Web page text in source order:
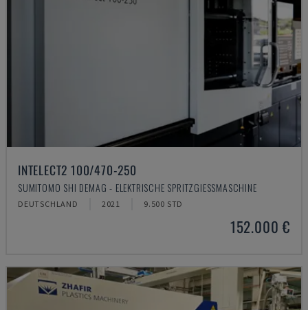
INTELECT2 100/470-250
SUMITOMO SHI DEMAG - ELEKTRISCHE SPRITZGIESSMASCHINE
DEUTSCHLAND 2021 9.500 STD
152.000 €